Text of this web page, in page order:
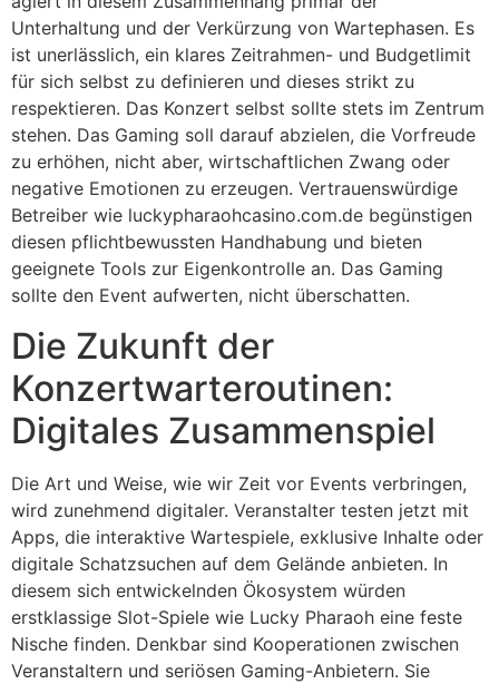
Unterhaltung und der Verkürzung von Wartephasen. Es
ist unerlässlich, ein klares Zeitrahmen- und Budgetlimit
für sich selbst zu definieren und dieses strikt zu
respektieren. Das Konzert selbst sollte stets im Zentrum
stehen. Das Gaming soll darauf abzielen, die Vorfreude
zu erhöhen, nicht aber, wirtschaftlichen Zwang oder
negative Emotionen zu erzeugen. Vertrauenswürdige
Betreiber wie luckypharaohcasino.com.de begünstigen
diesen pflichtbewussten Handhabung und bieten
geeignete Tools zur Eigenkontrolle an. Das Gaming
sollte den Event aufwerten, nicht überschatten.
Die Zukunft der
Konzertwarteroutinen:
Digitales Zusammenspiel
Die Art und Weise, wie wir Zeit vor Events verbringen,
wird zunehmend digitaler. Veranstalter testen jetzt mit
Apps, die interaktive Wartespiele, exklusive Inhalte oder
digitale Schatzsuchen auf dem Gelände anbieten. In
diesem sich entwickelnden Ökosystem würden
erstklassige Slot-Spiele wie Lucky Pharaoh eine feste
Nische finden. Denkbar sind Kooperationen zwischen
Veranstaltern und seriösen Gaming-Anbietern. Sie